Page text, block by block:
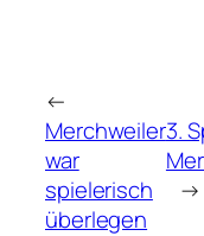
←
Merchweiler
war
spielerisch
überlegen
3.
→